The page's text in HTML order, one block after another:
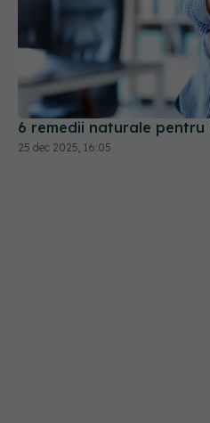
6 remedii naturale
25 dec 2025, 16:05